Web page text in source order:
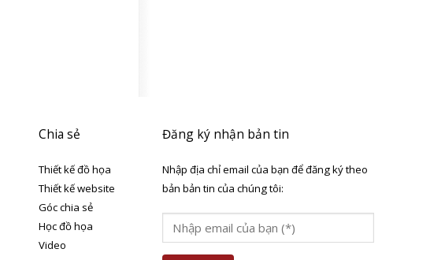
Chia sẻ
Thiết kế đồ họa
Thiết kế website
Góc chia sẻ
Học đồ họa
Video
Đăng ký nhận bản tin
Nhập địa chỉ email của bạn để đăng ký theo
bản bản tin của chúng tôi: